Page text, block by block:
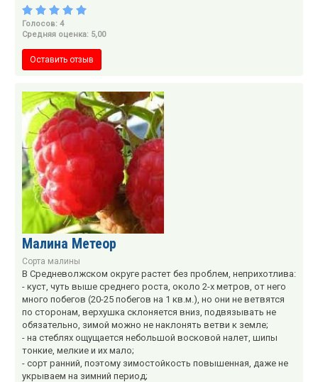
Голосов: 4
Средняя оценка: 5,00
Оставить отзыв
Малина Метеор
Сорта малины
В Средневолжском округе растет без проблем, неприхотлива:
- куст, чуть выше среднего роста, около 2-х метров, от него
много побегов (20-25 побегов на 1 кв.м.), но они не ветвятся
по сторонам, верхушка склоняется вниз, подвязывать не
обязательно, зимой можно не наклонять ветви к земле;
- на стеблях ощущается небольшой восковой налет, шипы
тонкие, мелкие и их мало;
- сорт ранний, поэтому зимостойкость повышенная, даже не
укрываем на зимний период;